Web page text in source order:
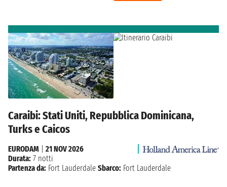
Caraibi: Stati Uniti, Repubblica Dominicana,
Turks e Caicos
EURODAM
21 NOV 2026
Durata: 7 notti
Partenza da: Fort Lauderdale Sbarco: Fort Lauderdale